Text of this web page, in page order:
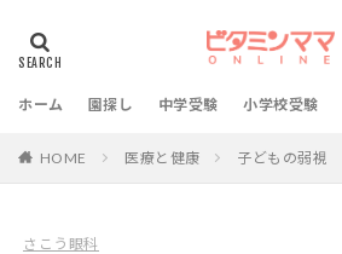
ホーム 園探し 中学受験 小学校受験
HOME 医療と健康 子どもの弱視
さこう眼科